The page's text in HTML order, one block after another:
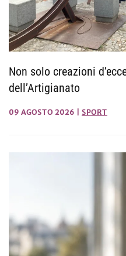
Non solo creazioni
dell’Artigianato
09 AGOSTO 2026 SPORT